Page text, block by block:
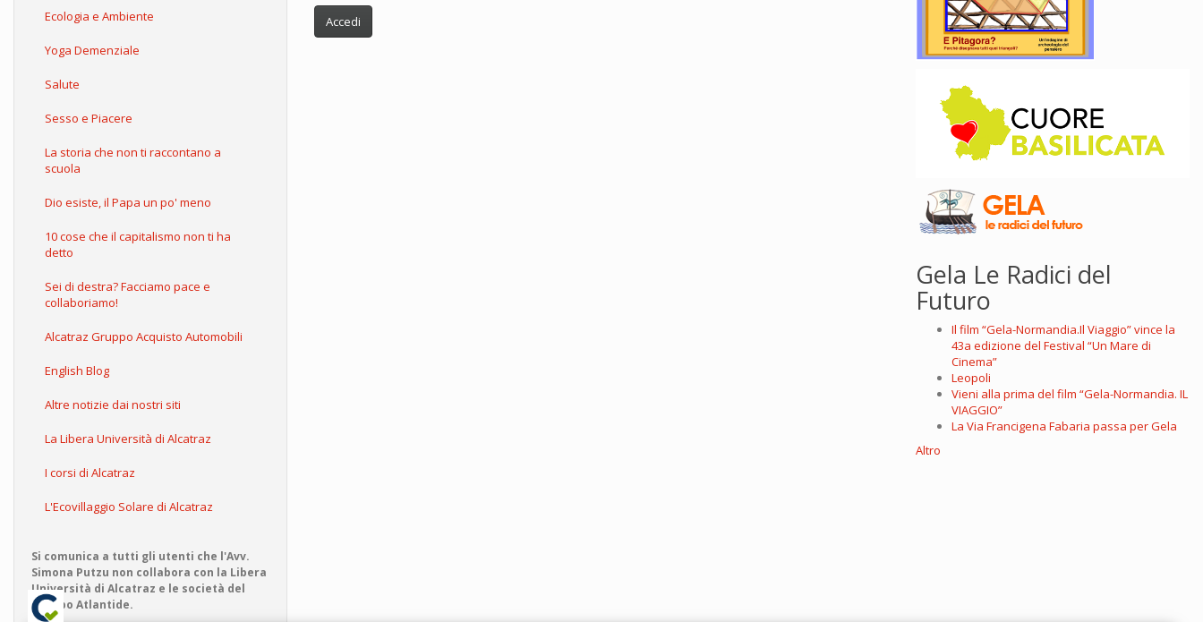
Ecologia e Ambiente
Yoga Demenziale
Salute
Sesso e Piacere
La storia che non ti raccontano a
scuola
Dio esiste, il Papa un po' meno
10 cose che il capitalismo non ti ha
detto
Sei di destra? Facciamo pace e
collaboriamo!
Alcatraz Gruppo Acquisto Automobili
English Blog
Altre notizie dai nostri siti
La Libera Università di Alcatraz
I corsi di Alcatraz
L'Ecovillaggio Solare di Alcatraz
Si comunica a tutti gli utenti che l'Avv.
Simona Putzu non collabora con la Libera
Università di Alcatraz e le società del
Gruppo Atlantide.
Accedi
Gela Le Radici del
Futuro
Il film “Gela-Normandia.Il Viaggio” vince la
43a edizione del Festival “Un Mare di
Cinema”
Leopoli
Vieni alla prima del film “Gela-Normandia. IL
VIAGGIO”
La Via Francigena Fabaria passa per Gela
Altro